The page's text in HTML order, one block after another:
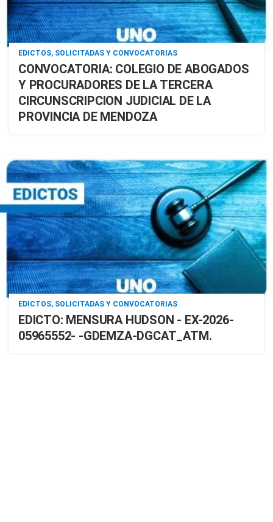
EDICTOS, SOLICITADAS Y CONVOCATORIAS
CONVOCATORIA: COLEGIO DE ABOGADOS
Y PROCURADORES DE LA TERCERA
CIRCUNSCRIPCION JUDICIAL DE LA
PROVINCIA DE MENDOZA
EDICTOS, SOLICITADAS Y CONVOCATORIAS
EDICTO: MENSURA HUDSON - EX-2026-
05965552- -GDEMZA-DGCAT_ATM.